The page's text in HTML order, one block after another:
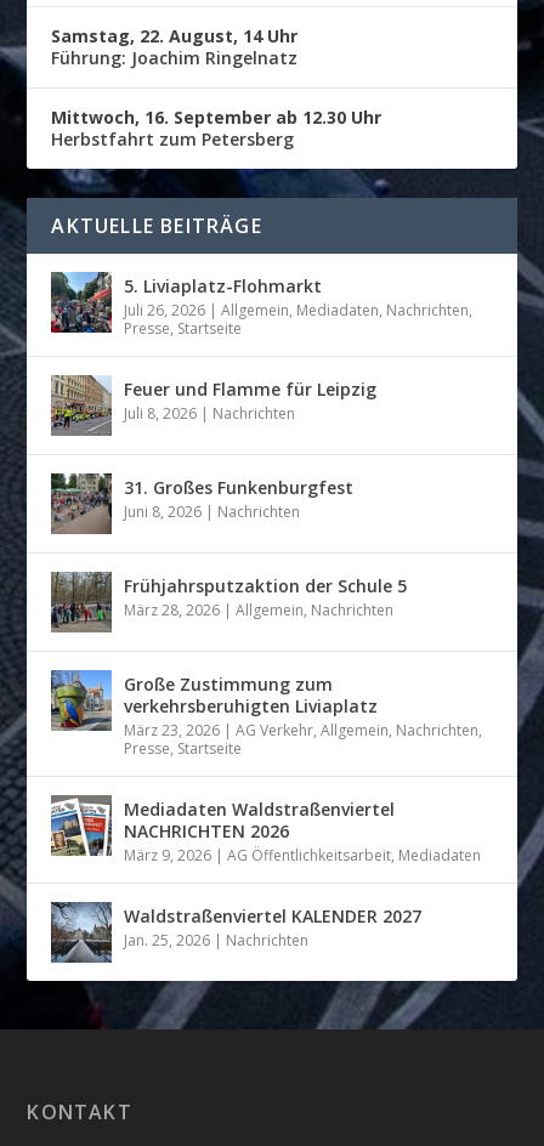
Samstag, 22. August, 14 Uhr
Führung: Joachim Ringelnatz
Mittwoch, 16. September ab 12.30 Uhr
Herbstfahrt zum Petersberg
AKTUELLE BEITRÄGE
5. Liviaplatz-Flohmarkt
Juli 26, 2026 |Allgemein, Mediadaten, Nachrichten,
Presse, Startseite
Feuer und Flamme für Leipzig
Juli 8, 2026 | Nachrichten
31. Großes Funkenburgfest
Juni 8, 2026 | Nachrichten
Frühjahrsputzaktion der Schule 5
März 28, 2026 |Allgemein, Nachrichten
Große Zustimmung zum
verkehrsberuhigten Liviaplatz
März 23, 2026 |AG Verkehr,Allgemein, Nachrichten,
Presse, Startseite
Mediadaten Waldstraßenviertel
NACHRICHTEN 2026
März 9, 2026 |AG Öffentlichkeitsarbeit, Mediadaten
Waldstraßenviertel KALENDER 2027
Jan. 25, 2026 | Nachrichten
KONTAKT